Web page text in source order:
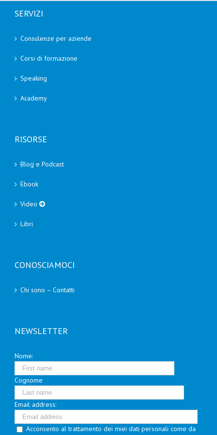
SERVIZI
Consulenze per aziende
Corsi di formazione
Speaking
Academy
RISORSE
Blog e Podcast
Ebook
Video
Libri
CONOSCIAMOCI
Chi sono – Contatti
NEWSLETTER
Nome:
Cognome
Email address:
Acconsento al trattamento dei miei dati personali come da